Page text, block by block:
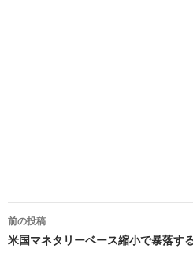
投
稿
前の投稿
米国マネタリーベース縮小で暴落す